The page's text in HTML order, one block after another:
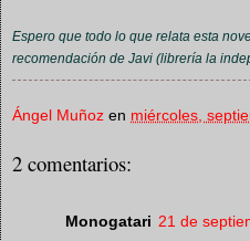
Espero que todo lo que relata esta
recomendación de Javi (librería la
Ángel Muñoz en miércoles,
2 comentarios:
Monogatari 21 de